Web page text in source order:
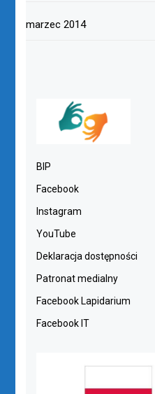
marzec 2014
BIP
Facebook
Instagram
YouTube
Deklaracja dostępności
Patronat medialny
Facebook Lapidarium
Facebook IT